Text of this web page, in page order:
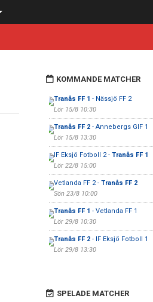
KOMMANDE MATCHER
Tranås FF 1 - Nässjö FF 2
Lör 15/8 10:30
Tranås FF 2- Annebergs GIF 1
Lör 15/8 13:30
IF Eksjö Fotboll 2 - Tranås FF 1
Lör 22/8 15:00
Vetlanda FF 2 - Tranås FF 2
Sön 23/8 10:00
Tranås FF 1 - Vetlanda FF 1
Lör 29/8 10:30
Tranås FF 2- IF Eksjö Fotboll 1
Lör 29/8 13:30
SPELADE MATCHER